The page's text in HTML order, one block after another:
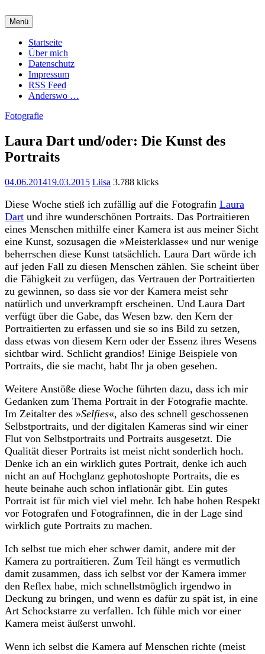
Inhalt
springen
Charming Quark
Menü
Startseite
Über mich
Datenschutz
Impressum
RSS Feed
Anderswo …
Fotografie
Laura Dart und/oder: Die Kunst des
Portraits
04.06.201419.03.2015 Liisa 3.788 klicks
Diese Woche stieß ich zufällig auf die Fotografin Laura
Dart und ihre wunderschönen Portraits. Das Portraitieren
eines Menschen mithilfe einer Kamera ist aus meiner Sicht
eine Kunst, sozusagen die »Meisterklasse« und nur wenige
beherrschen diese Kunst tatsächlich. Laura Dart würde ich
auf jeden Fall zu diesen Menschen zählen. Sie scheint über
die Fähigkeit zu verfügen, das Vertrauen der Portraitierten
zu gewinnen, so dass sie vor der Kamera meist sehr
natürlich und unverkrampft erscheinen. Und Laura Dart
verfügt über die Gabe, das Wesen bzw. den Kern der
Portraitierten zu erfassen und sie so ins Bild zu setzen,
dass etwas von diesem Kern oder der Essenz ihres Wesens
sichtbar wird. Schlicht grandios! Einige Beispiele von
Portraits, die sie macht, habt Ihr ja oben gesehen.
Weitere Anstöße diese Woche führten dazu, dass ich mir
Gedanken zum Thema Portrait in der Fotografie machte.
Im Zeitalter des »Selfies«, also des schnell geschossenen
Selbstportraits, und der digitalen Kameras sind wir einer
Flut von Selbstportraits und Portraits ausgesetzt. Die
Qualität dieser Portraits ist meist nicht sonderlich hoch.
Denke ich an ein wirklich gutes Portrait, denke ich auch
nicht an auf Hochglanz gephotoshopte Portraits, die es
heute beinahe auch schon inflationär gibt. Ein gutes
Portrait ist für mich viel viel mehr. Ich habe hohen Respekt
vor Fotografen und Fotografinnen, die in der Lage sind
wirklich gute Portraits zu machen.
Ich selbst tue mich eher schwer damit, andere mit der
Kamera zu portraitieren. Zum Teil hängt es vermutlich
damit zusammen, dass ich selbst vor der Kamera immer
den Reflex habe, mich schnellstmöglich irgendwo in
Deckung zu bringen, und wenn es dafür zu spät ist, in eine
Art Schockstarre zu verfallen. Ich fühle mich vor einer
Kamera meist äußerst unwohl.
Wenn ich selbst die Kamera auf Menschen richte (meist